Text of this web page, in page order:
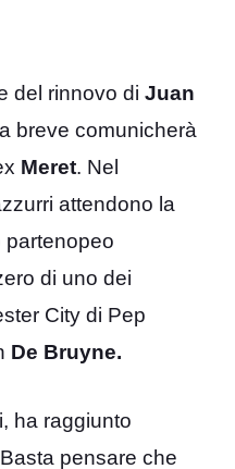
del rinnovo di Juan
breve comunicherà
Meret. Nel
attendono la
di uno dei
City di Pep
De Bruyne.
ha raggiunto
pensare che